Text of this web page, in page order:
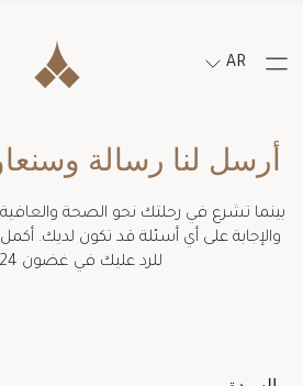
AR
أرسل لنا رسالة
بينما تشرع في رحلتك نحو الصحة
والإجابة على أي أسئلة قد تكون لديك.
للرد عليك في غضون 24 ساعة.